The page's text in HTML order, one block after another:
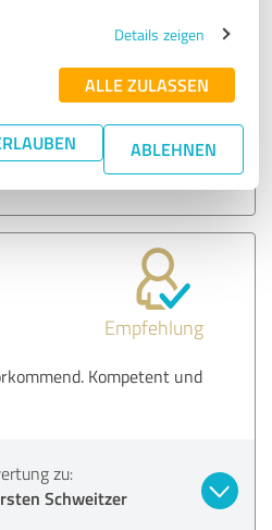
Details zeigen
ALLE ZULASSEN
ABLEHNEN
Schweitzer
Empfehlung
Kompetent und
zu:
Schweitzer